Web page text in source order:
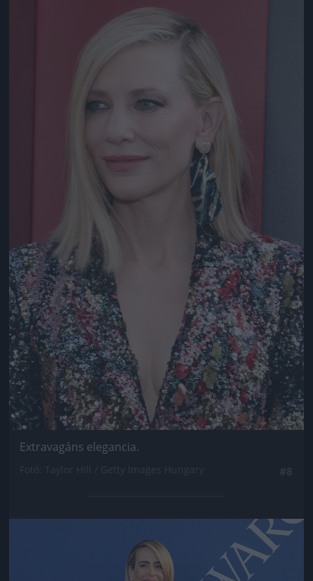
Jön még kép!
Extravagáns elegancia.
Jön még kép!